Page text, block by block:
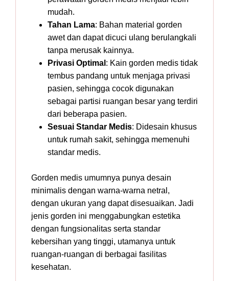
mudah.
Tahan Lama: Bahan material gorden
awet dan dapat dicuci ulang berulangkali
tanpa merusak kainnya.
Privasi Optimal : Kain gorden medis tidak
tembus pandang untuk menjaga privasi
pasien, sehingga cocok digunakan
sebagai partisi ruangan besar yang terdiri
dari beberapa pasien.
Sesuai Standar Medis: Didesain khusus
untuk rumah sakit, sehingga memenuhi
standar medis.
Gorden medis umumnya punya desain
minimalis dengan warna-warna netral,
dengan ukuran yang dapat disesuaikan. Jadi
jenis gorden ini menggabungkan estetika
dengan fungsionalitas serta standar
kebersihan yang tinggi, utamanya untuk
ruangan-ruangan di berbagai fasilitas
kesehatan.